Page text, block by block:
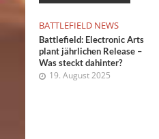
BATTLEFIELD NEWS
Battlefield: Electronic Arts
plant jährlichen Release –
Was steckt dahinter?
19. August 2025